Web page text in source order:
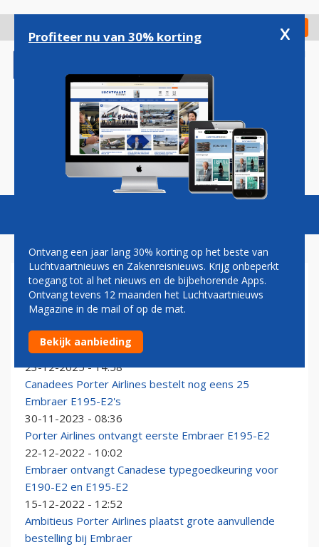
gaan
Check in
Magazine Podcasts Vacatures
PORTER AIRLINES
Mijlpaal voor Porter Airlines: in drie jaar van nul naar
vijftig Embraer E195-E2’s
23-12-2025 - 14:58
Canadees Porter Airlines bestelt nog eens 25
Embraer E195-E2's
30-11-2023 - 08:36
Porter Airlines ontvangt eerste Embraer E195-E2
22-12-2022 - 10:02
Embraer ontvangt Canadese typegoedkeuring voor
E190-E2 en E195-E2
15-12-2022 - 12:52
Ambitieus Porter Airlines plaatst grote aanvullende
bestelling bij Embraer
Profiteer nu van 30% korting x
Ontvang een jaar lang 30% korting op het beste van
Luchtvaartnieuws en Zakenreisnieuws. Krijg onbeperkt
toegang tot al het nieuws en de bijbehorende Apps.
Ontvang tevens 12 maanden het Luchtvaartnieuws
Magazine in de mail of op de mat.
Bekijk aanbieding